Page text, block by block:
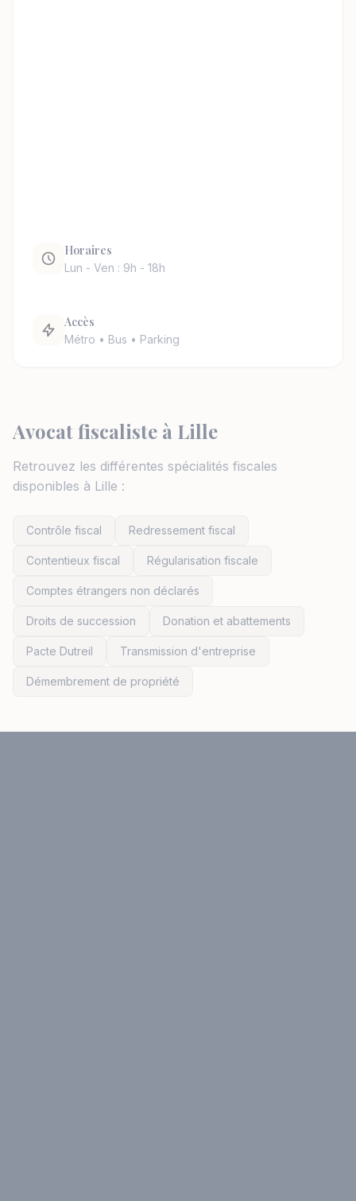
Horaires
Lun - Ven : 9h - 18h
Accès
Métro • Bus • Parking
Avocat fiscaliste à Lille
Retrouvez les différentes spécialités fiscales
disponibles à Lille :
Contrôle fiscal Redressement fiscal
Contentieux fiscal Régularisation fiscale
Comptes étrangers non déclarés
Droits de succession Donation et abattements
Pacte Dutreil Transmission d'entreprise
Démembrement de propriété